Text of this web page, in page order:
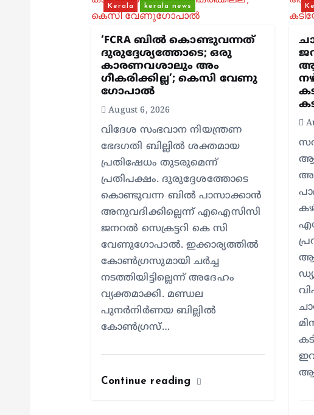
Kerala kerala news
‘FCRA ബിൽ കൊണ്ടുവന്നത്
ദുരുദ്ദേശ്യത്തോടെ; ഒരു
കാരണവശാലും അം​
ഗീകരിക്കില്ല’; കെസി വേണു​
ഗോപാൽ
August 6, 2026
വിദേശ സംഭവാന നിയന്ത്രണ
ഭേദഗതി ബില്ലിൽ ശക്തമായ
പ്രതിഷേധം തുടരുമെന്ന്
പ്രതിപക്ഷം. ദുരുദ്ദേശത്തോടെ
കൊണ്ടുവന്ന ബിൽ പാസാക്കാൻ
അനുവദിക്കില്ലെന്ന് എഐസിസി
ജനറൽ സെക്രട്ടറി കെ സി
വേണുഗോപാൽ. ഇക്കാര്യത്തിൽ
കോൺഗ്രസുമായി ചർച്ച
നടത്തിയിട്ടില്ലെന്ന് അദേഹം
വ്യക്തമാക്കി. മണ്ഡല
പുനർനിർണയ ബില്ലിൽ
കോൺഗ്രസ്…
Continue reading